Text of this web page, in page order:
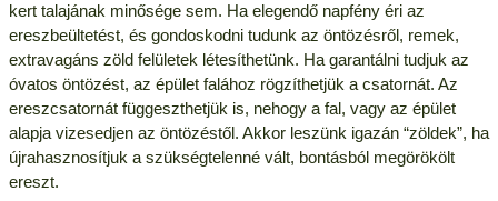
kert talajának minősége sem. Ha elegendő napfény éri az
ereszbeültetést, és gondoskodni tudunk az öntözésről, remek,
extravagáns zöld felületek létesíthetünk. Ha garantálni tudjuk az
óvatos öntözést, az épület falához rögzíthetjük a csatornát. Az
ereszcsatornát függeszthetjük is, nehogy a fal, vagy az épület
alapja vizesedjen az öntözéstől. Akkor leszünk igazán “zöldek”, ha
újrahasznosítjuk a szükségtelenné vált, bontásból megörökölt
ereszt.